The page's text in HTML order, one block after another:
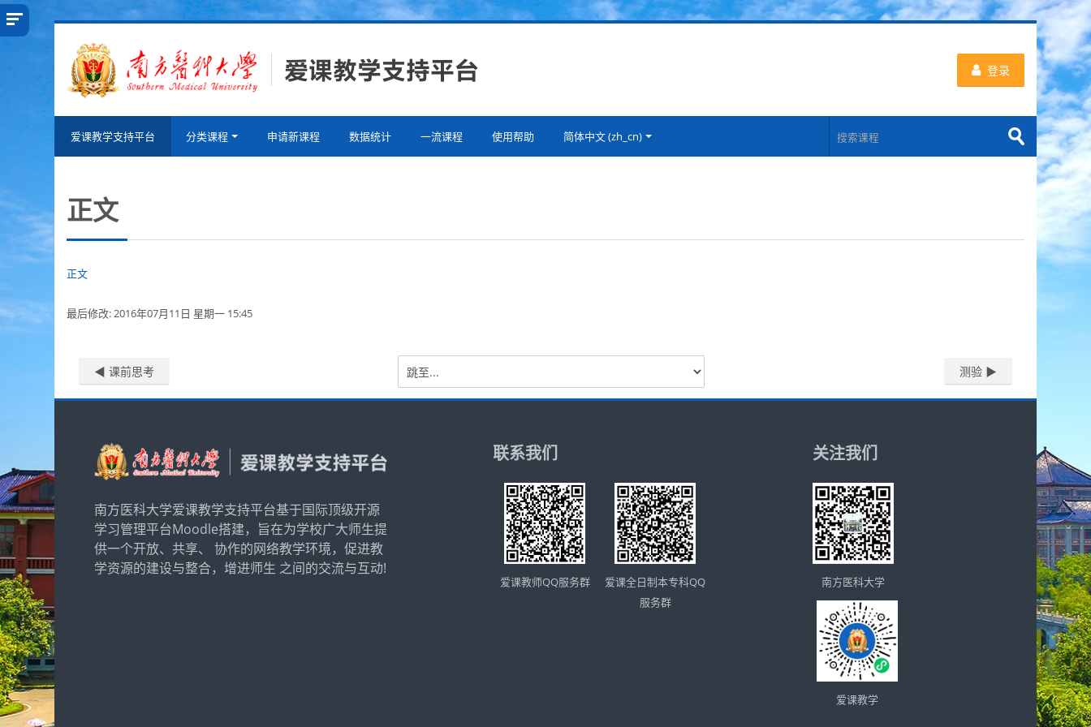
跳
到
要
登录
爱课教学支持平台 分类课程 申请新课程 数据统计 一流课程 使用帮助 简体中文 ‎(zh_cn)‎
索
课
提
交
正文
正文
最后修改: 2016年07月11日 星期一 15:45
◀︎ 课前思考
跳
测验 ▶︎
南方医科大学爱课教学支持平台基于国际顶级开源
学习管理平台Moodle搭建，旨在为学校广大师生提
供一个开放、共享、 协作的网络教学环境，促进教
学资源的建设与整合，增进师生 之间的交流与互动!
联系我们
爱课教师QQ服务群
爱课全日制本专科QQ
服务群
关注我们
南方医科大学
爱课教学